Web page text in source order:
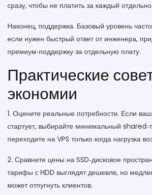
сразу, чтобы не платить за каждый отдельно.
Наконец, поддержка. Базовый уровень
если нужен быстрый ответ от инженера,
премиум‑поддержку за отдельную плату.
Практические
экономии
1. Оцените реальные потребности. Если ваш
стартует, выбирайте минимальный
переходите на VPS только когда нагрузка
2. Сравните цены на SSD‑дисковое
тарифы с HDD выглядят дешевле, но
может отпугнуть клиентов.